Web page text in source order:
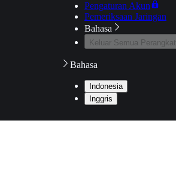
Pengaturan Akun
Pemeriksaan Jaringan
Bahasa
Keluar Semua Perangkat
Bahasa
Indonesia
Inggris